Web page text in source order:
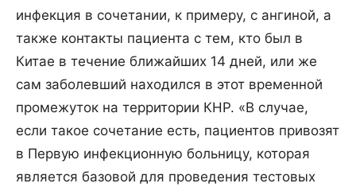
инфекция в сочетании, к примеру, с ангиной, а
также контакты пациента с тем, кто был в
Китае в течение ближайших 14 дней, или же
сам заболевший находился в этот временной
промежуток на территории КНР. «В случае,
если такое сочетание есть, пациентов привозят
в Первую инфекционную больницу, которая
является базовой для проведения тестовых